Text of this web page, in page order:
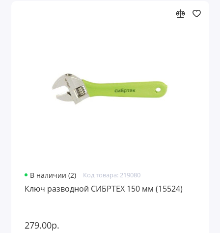
В наличии (2) Код товара: 219080
Ключ разводной СИБРТЕХ 150 мм (15524)
279.00р.